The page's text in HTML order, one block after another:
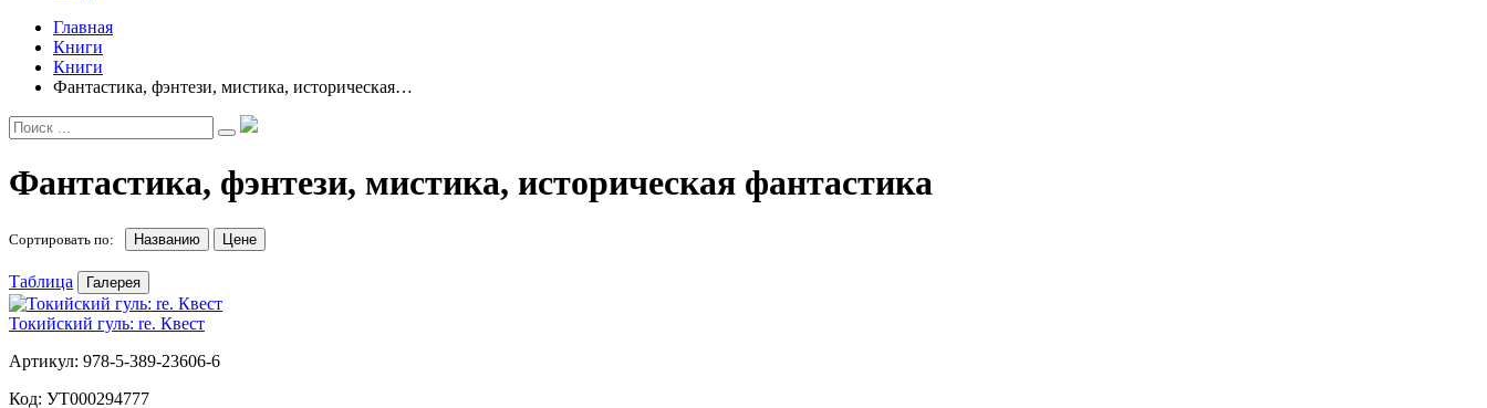
Главная
Книги
Книги
Фантастика, фэнтези, мистика, историческая…
Фантастика, фэнтези, мистика, историческая фантастика
Сортировать по: Названию Цене
Таблица Галерея
Токийский гуль: re. Квест
Артикул: 978-5-389-23606-6
Код: УТ000294777